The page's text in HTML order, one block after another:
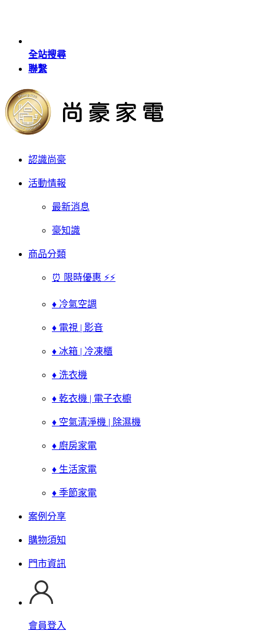
全站搜尋
聯繫
認識尚豪
活動情報
最新消息
豪知識
商品分類
⏰ 限時優惠 ⚡⚡
♦ 冷氣空調
♦ 電視 | 影音
♦ 冰箱 | 冷凍櫃
♦ 洗衣機
♦ 乾衣機 | 電子衣櫥
♦ 空氣清淨機 | 除濕機
♦ 廚房家電
♦ 生活家電
♦ 季節家電
案例分享
購物須知
門市資訊
會員登入